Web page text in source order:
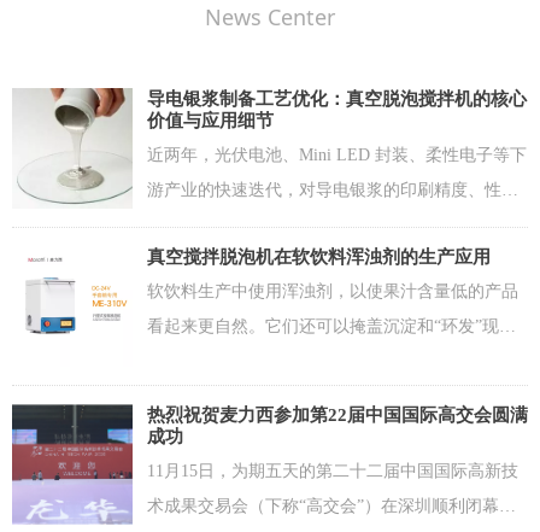
作
功形尺寸 W400 x H590 x D580mm
本机重量 68kg
News Center
导电银浆制备工艺优化：真空脱泡搅拌机的核心
价值与应用细节
近两年，光伏电池、Mini LED 封装、柔性电子等下
游产业的快速迭代，对导电银浆的印刷精度、性能
稳定性提出了越来越高的要求。导电银浆行业的竞
争，早已从单纯的配方比拼，转向了制备工艺的精
细化竞争。
真空搅拌脱泡机在软饮料浑浊剂的生产应用
软饮料生产中使用浑浊剂，以使果汁含量低的产品
看起来更自然。它们还可以掩盖沉淀和“环发”现象,
配方将包含以下内容：
热烈祝贺麦力西参加第22届中国国际高交会圆满
成功
11月15日，为期五天的第二十二届中国国际高新技
术成果交易会（下称“高交会”）在深圳顺利闭幕。